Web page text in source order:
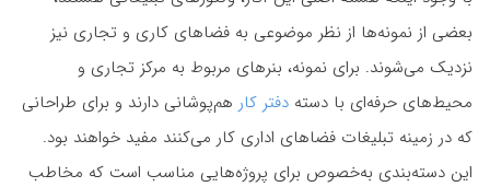
بعضی از نمونه‌ها از نظر موضوعی به فضاهای کاری و تجاری نیز
نزدیک می‌شوند. برای نمونه، بنرهای مربوط به مرکز تجاری و
محیط‌های حرفه‌ای با دسته دفتر کار هم‌پوشانی دارند و برای طراحانی
که در زمینه تبلیغات فضاهای اداری کار می‌کنند مفید خواهند بود.
این دسته‌بندی به‌خصوص برای پروژه‌هایی مناسب است که مخاطب